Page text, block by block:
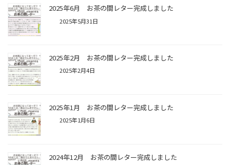
2025年6月 お茶の間レター完成しました
2025年5月31日
2025年2月 お茶の間レター完成しました
2025年2月4日
2025年1月 お茶の間レター完成しました
2025年1月6日
2024年12月 お茶の間レター完成しました